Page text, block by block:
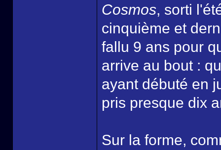
Cosmos, sorti
cinquième et
fallu 9 ans pour
arrive au bout :
ayant débuté en
pris presque dix
Sur la forme,